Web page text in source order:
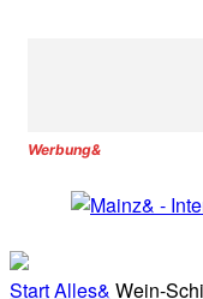
Werbung&
StartAlles& Wein-